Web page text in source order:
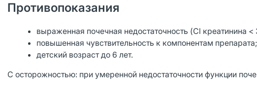
Противопоказания
выраженная почечная недостаточность (Cl креатинина
повышенная чувствительность к компонентам препарата;
детский возраст до 6 лет.
С осторожностью: при умеренной недостаточности функции